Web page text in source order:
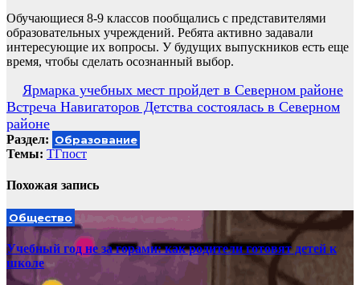
Обучающиеся 8-9 классов пообщались с представителями
образовательных учреждений. Ребята активно задавали
интересующие их вопросы. У будущих выпускников есть еще
время, чтобы сделать осознанный выбор.
Навигация
по
записям
Ярмарка учебных мест пройдет в Северном районе
Встреча Навигаторов Детства состоялась в Северном
районе
Раздел: Образование
Темы: ТГпост
Похожая запись
Общество
Учебный год не за горами: как родители готовят детей к
школе